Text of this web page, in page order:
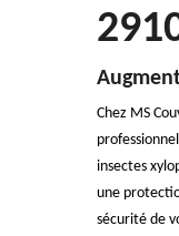
Chez MS
insectes
une
sécurité de